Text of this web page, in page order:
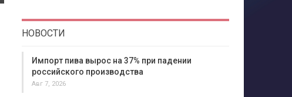
НОВОСТИ
Импорт пива вырос на 37% при падении
российского производства
Авг 7, 2026